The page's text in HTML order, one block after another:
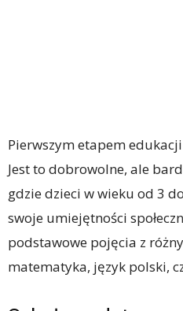
Pierwszym etapem
Jest to dobrowolne, ale
gdzie dzieci w wieku od 3
swoje umiejętności
podstawowe pojęcia z
matematyka, język polski,